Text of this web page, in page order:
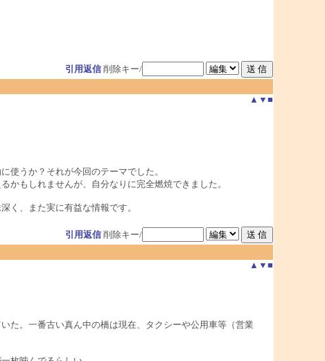
引用返信 削除キー/
▲ ▼ ■
使うか？それが今回のテーマでした。
もしれませんが、自分なりに完全燃焼できました。
く、また実に有益な情報です。
引用返信 削除キー/
▲ ▼ ■
た。一番古い真ん中の橋は現在、タクシーや公用車等（営業